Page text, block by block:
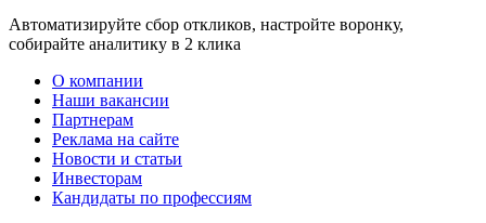
Автоматизируйте сбор откликов, настройте воронку,
собирайте аналитику в 2 клика
О компании
Наши вакансии
Партнерам
Реклама на сайте
Новости и статьи
Инвесторам
Кандидаты по профессиям